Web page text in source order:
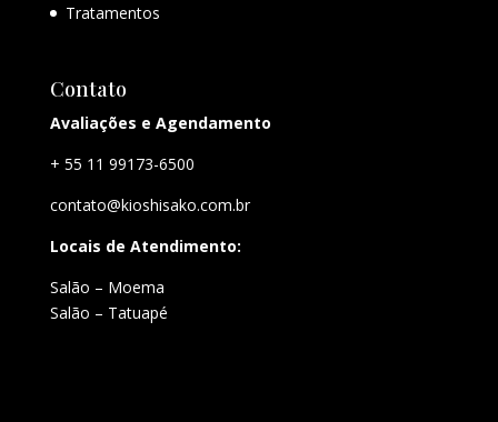
Tratamentos
Contato
Avaliações e Agendamento
+ 55 11 99173-6500
contato@kioshisako.com.br
Locais de Atendimento:
Salão – Moema
Salão – Tatuapé